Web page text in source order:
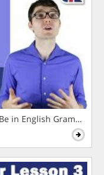
in English Grammar